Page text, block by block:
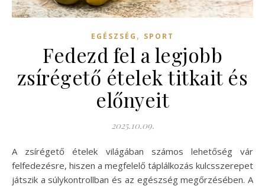
EGÉSZSÉG , SPORT
Fedezd fel a legjobb
zsírégető ételek titkait és
előnyeit
2025.10.09.
A zsírégető ételek világában számos lehetőség vár
felfedezésre, hiszen a megfelelő táplálkozás kulcsszerepet
játszik a súlykontrollban és az egészség megőrzésében. A